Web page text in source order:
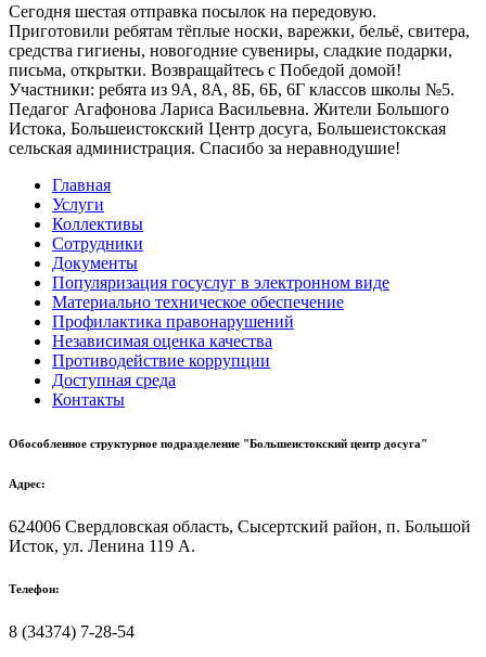
Сегодня шестая отправка посылок на передовую.
Приготовили ребятам тёплые носки, варежки, бельё, свитера,
средства гигиены, новогодние сувениры, сладкие подарки,
письма, открытки. Возвращайтесь с Победой домой!
Участники: ребята из 9А, 8А, 8Б, 6Б, 6Г классов школы №5.
Педагог Агафонова Лариса Васильевна. Жители Большого
Истока, Большеистокский Центр досуга, Большеистокская
сельская администрация. Спасибо за неравнодушие!
Главная
Услуги
Коллективы
Сотрудники
Документы
Популяризация госуслуг в электронном виде
Материально техническое обеспечение
Профилактика правонарушений
Независимая оценка качества
Противодействие коррупции
Доступная среда
Контакты
Обособленное структурное подразделение "Большеистокский центр досуга"
Адрес:
624006 Свердловская область, Сысертский район, п. Большой
Исток, ул. Ленина 119 А.
Телефон:
8 (34374) 7-28-54